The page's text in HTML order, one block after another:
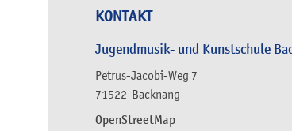
KONTAKT
Jugendmusik- und Kunstschule
Petrus-Jacobi-Weg 7
71522 Backnang
OpenStreetMap